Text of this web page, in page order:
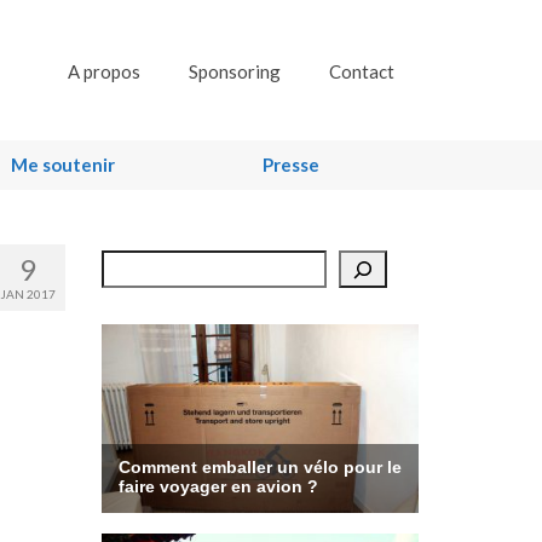
A propos Sponsoring Contact
Me soutenir Presse
9
JAN 2017